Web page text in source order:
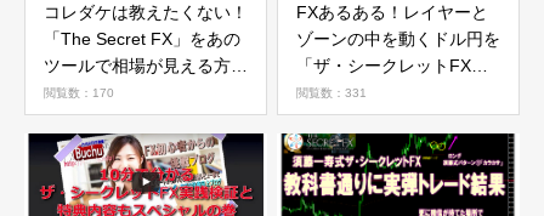
コレダケは教えたくない！
「The Secret FX」をあの
ツールで相場が見える方法
の巻
閲覧数：170
FXあるある！レイヤーと
ゾーンの中を動くドル円を
「ザ・シークレットFX」
ローソク足転換パターンで
何度もの巻
閲覧数：331